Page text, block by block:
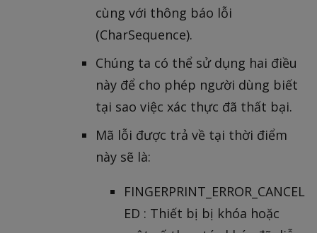
cùng với thông báo lỗi
(CharSequence).
Chúng ta có thể sử dụng hai điều
này để cho phép người dùng biết
tại sao việc xác thực đã thất bại.
Mã lỗi được trả về tại thời điểm
này sẽ là:
FINGERPRINT_ERROR_CANCEL
ED : Thiết bị bị khóa hoặc